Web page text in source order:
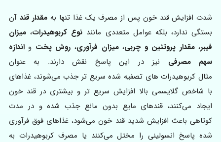
شدت افزایش قند خون پس از مصرف یک غذا تنها به مقدار قند آن
بستگی ندارد، بلکه عوامل متعددی مانند نوع کربوهیدرات،میزان
فیبر،مقدار پروتئین و چربی،میزان فرآوری، روش پخت و اندازه
سهم مصرفی نیز در این پاسخ نقش دارند. به عنوان
مثال کربوهیدرات‌ های تصفیه‌ شده سریع‌ تر جذب می‌شوند، غذاهای
با شاخص گلایسمی بالا افزایش سریع‌ تر و بیشتری در قند خون
ایجاد می‌کنند، قندهای مایع بدون مانع جذب شده و در مدت
کوتاهی باعث افزایش شدید قند خون می‌شود، غذاهای فوق‌ فرآوری‌
شده پاسخ انسولینی را مختل می‌کنند یا مصرف کربوهیدرات به